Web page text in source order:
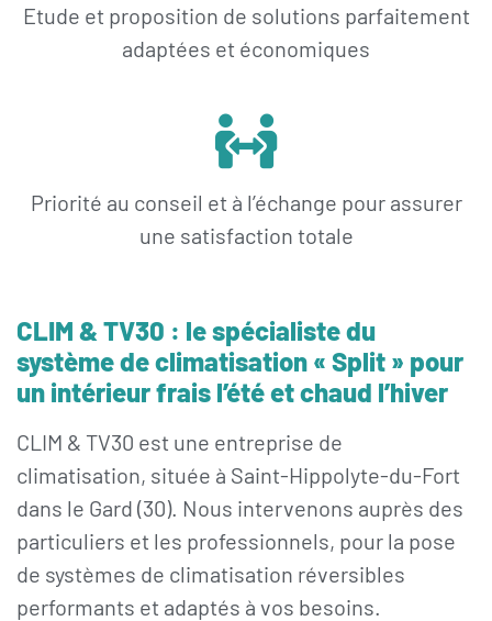
Etude et proposition de solutions parfaitement
adaptées et économiques
Priorité au conseil et à l’échange pour assurer
une satisfaction totale
CLIM & TV30 : le spécialiste du
système de climatisation « Split » pour
un intérieur frais l’été et chaud l’hiver
CLIM & TV30 est une entreprise de
climatisation, située à Saint-Hippolyte-du-Fort
dans le Gard (30). Nous intervenons auprès des
particuliers et les professionnels, pour la pose
de systèmes de climatisation réversibles
performants et adaptés à vos besoins.